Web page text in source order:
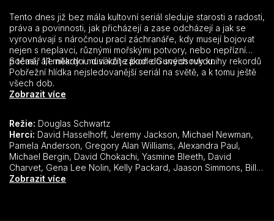
Tento dnes již bez mála kultovní seriál sleduje starosti a radosti,
práva a povinnosti, jak přicházejí a zase odcházejí a jak se
vyrovnávají s náročnou prací záchranáře, kdy musejí bojovat
nejen s neplavci, různými mořskými potvory, nebo nepřízní
počasí, ale někdy i musí vzít zákon do svých rukou.
S téměř 1,1 miliardou diváků je podle Guneissovy knihy rekordů
Pobřežní hlídka nejsledovanější seriál na světě, a k tomu ještě
všech dob.
Zobrazit více
Režie: Douglas Schwartz
Herci:
Zobrazit více